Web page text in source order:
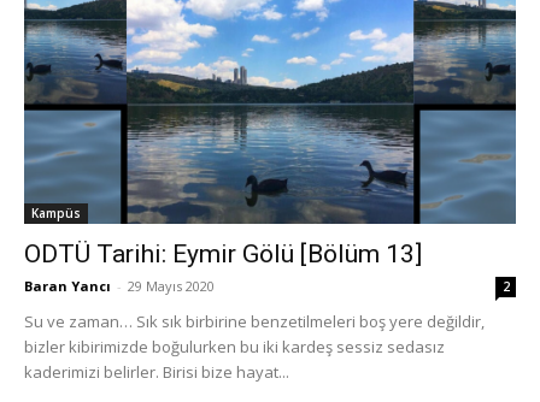
Kampüs
ODTÜ Tarihi: Eymir Gölü [Bölüm 13]
Baran Yancı - 29 Mayıs 2020 2
Su ve zaman… Sık sık birbirine benzetilmeleri boş yere değildir,
bizler kibirimizde boğulurken bu iki kardeş sessiz sedasız
kaderimizi belirler. Birisi bize hayat...